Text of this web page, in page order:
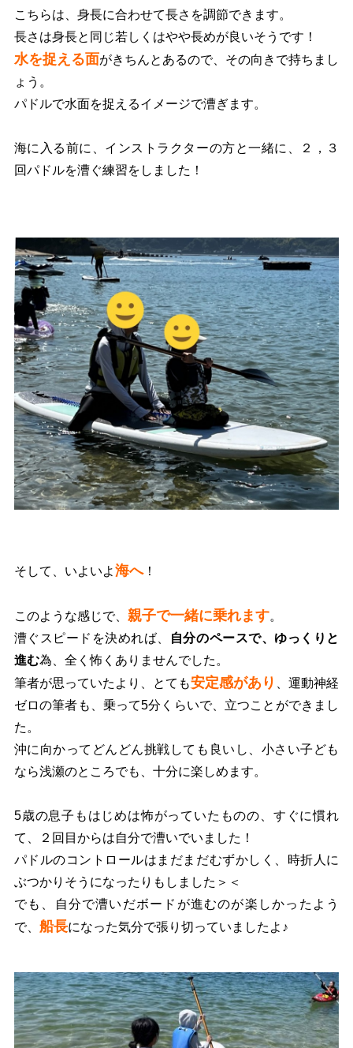
こちらは、身長に合わせて長さを調節できます。
長さは身長と同じ若しくはやや長めが良いそうです！
水を捉える面がきちんとあるので、その向きで持ちまし
ょう。
パドルで水面を捉えるイメージで漕ぎます。
海に入る前に、インストラクターの方と一緒に、２，３
回パドルを漕ぐ練習をしました！
そして、いよいよ海へ！
このような感じで、 親子で一緒に乗れます。
漕ぐスピードを決めれば、
自分のペースで、ゆっくりと
進む為、全く怖くありませんでした。
筆者が思っていたより、とても安定感があり
、運動神経
ゼロの筆者も、乗って5分くらいで、立つことができまし
た。
沖に向かってどんどん挑戦しても良いし、小さい子ども
なら浅瀬のところでも、十分に楽しめます。
5歳の息子もはじめは怖がっていたものの、すぐに慣れ
て、２回目からは自分で漕いでいました！
パドルのコントロールはまだまだむずかしく、時折人に
ぶつかりそうになったりもしました＞＜
でも、自分で漕いだボードが進むのが楽しかったよう
で、 船長になった気分で張り切っていましたよ♪